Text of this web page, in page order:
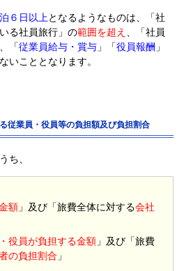
６日以上となるようなものは、「社
る社員旅行」の範囲を超え 、「社員
「従業員給与・賞与 」「役員報酬 」
いこととなります。
従業員・役員等の負担額及び負担割合
ち、
額 」及び「旅費全体に対する会社
役員が負担する金額 」及び「旅費
の負担割合 」